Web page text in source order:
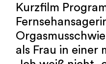
Kurzfilm
als Frau in einer